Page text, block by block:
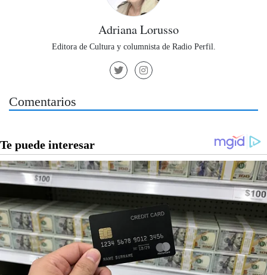
Adriana Lorusso
Editora de Cultura y columnista de Radio Perfil.
Comentarios